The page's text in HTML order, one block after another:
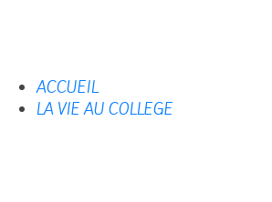
ACCUEIL
LA VIE AU COLLEGE